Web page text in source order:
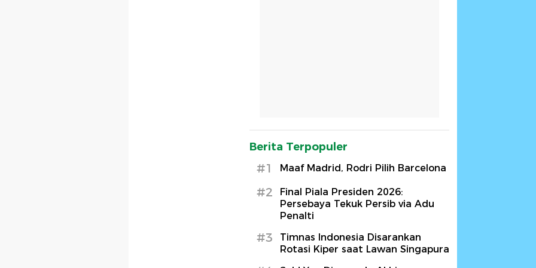
Berita Terpopuler
#1 Maaf Madrid, Rodri Pilih Barcelona
#2
Final Piala Presiden 2026:
Persebaya Tekuk Persib via Adu
Penalti
#3
Timnas Indonesia Disarankan
Rotasi Kiper saat Lawan Singapura